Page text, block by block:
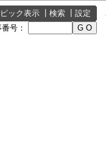
ピック表示 検索 設定
号：